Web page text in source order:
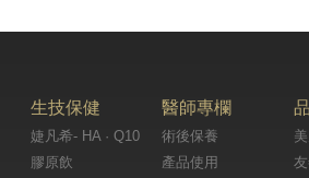
生技保健
婕凡希- HA · Q10
膠原飲
醫師專欄
術後保養
產品使用